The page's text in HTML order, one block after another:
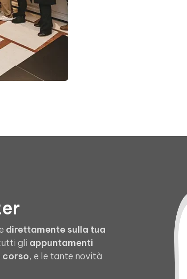
direttamente sulla tua
gli appuntamenti
corso, e le tante novità